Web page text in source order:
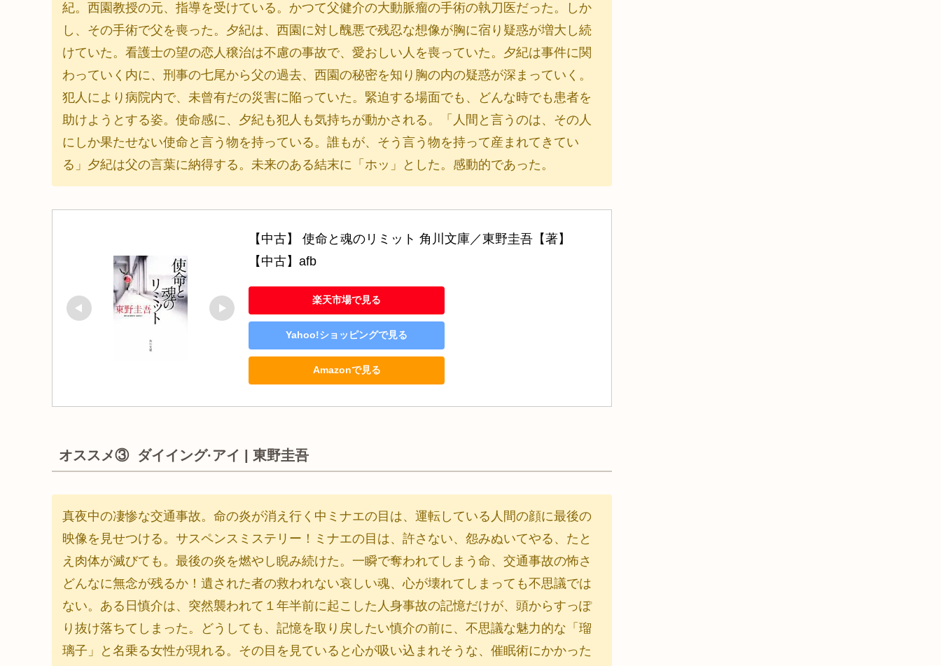
紀。西園教授の元、指導を受けている。かつて父健介の大動脈瘤の手術の執刀医だった。しか
し、その手術で父を喪った。夕紀は、西園に対し醜悪で残忍な想像が胸に宿り疑惑が増大し続
けていた。看護士の望の恋人穣治は不慮の事故で、愛おしい人を喪っていた。夕紀は事件に関
わっていく内に、刑事の七尾から父の過去、西園の秘密を知り胸の内の疑惑が深まっていく。
犯人により病院内で、未曾有だの災害に陥っていた。緊迫する場面でも、どんな時でも患者を
助けようとする姿。使命感に、夕紀も犯人も気持ちが動かされる。「人間と言うのは、その人
にしか果たせない使命と言う物を持っている。誰もが、そう言う物を持って産まれてきてい
る」夕紀は父の言葉に納得する。未来のある結末に「ホッ」とした。感動的であった。
【中古】 使命と魂のリミット 角川文庫／東野圭吾【著】
【中古】afb
楽天市場で見る
Yahoo!ショッピングで見る
Amazonで見る
オススメ③ ダイイング·アイ | 東野圭吾
真夜中の凄惨な交通事故。命の炎が消え行く中ミナエの目は、運転している人間の顔に最後の
映像を見せつける。サスペンスミステリー！ミナエの目は、許さない、怨みぬいてやる、たと
え肉体が滅びても。最後の炎を燃やし睨み続けた。一瞬で奪われてしまう命、交通事故の怖さ
どんなに無念が残るか！遺された者の救われない哀しい魂、心が壊れてしまっても不思議では
ない。ある日慎介は、突然襲われて１年半前に起こした人身事故の記憶だけが、頭からすっぽ
り抜け落ちてしまった。どうしても、記憶を取り戻したい慎介の前に、不思議な魅力的な「瑠
璃子」と名乗る女性が現れる。その目を見ていると心が吸い込まれそうな、催眠術にかかった